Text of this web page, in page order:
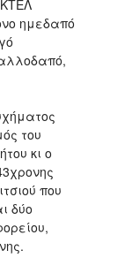
ημεδαπό
του
κι ο
που
δύο